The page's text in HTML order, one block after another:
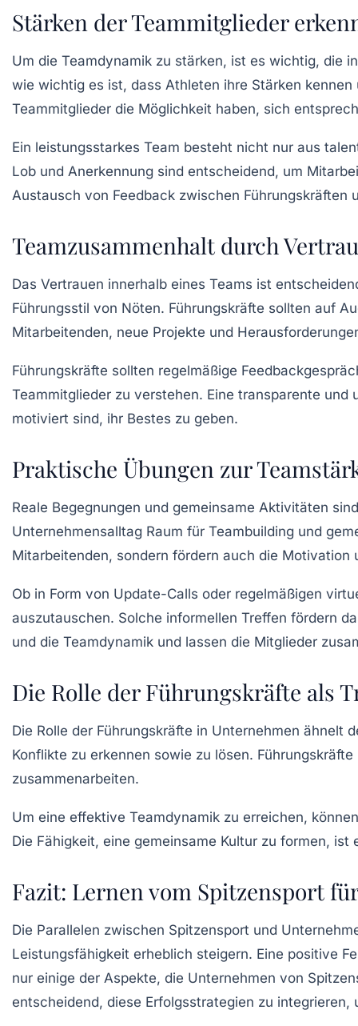
Stärken der Teammitglieder
Um die Teamdynamik zu stärken, ist es wichtig, die
wie wichtig es ist, dass Athleten ihre Stärken
Teammitglieder die Möglichkeit haben, sich
Ein leistungsstarkes Team besteht nicht nur aus
Lob und Anerkennung sind entscheidend, um
Austausch von Feedback zwischen
Teamzusammenhalt durch
Das Vertrauen innerhalb eines Teams ist
Führungsstil von Nöten. Führungskräfte sollten auf
Mitarbeitenden, neue Projekte und
Führungskräfte sollten regelmäßige
Teammitglieder zu verstehen. Eine transparente und
motiviert sind, ihr Bestes zu geben.
Praktische Übungen zur
Reale Begegnungen und gemeinsame Aktivitäten
Unternehmensalltag Raum für Teambuilding und
Mitarbeitenden, sondern fördern auch die Motivation
Ob in Form von Update-Calls oder regelmäßigen
auszutauschen. Solche informellen Treffen fördern
und die Teamdynamik und lassen die Mitglieder
Die Rolle der Führungskräfte als
Die Rolle der Führungskräfte in Unternehmen ähnelt
Konflikte zu erkennen sowie zu lösen.
zusammenarbeiten.
Um eine effektive Teamdynamik zu erreichen,
Die Fähigkeit, eine gemeinsame Kultur zu formen, ist
Fazit: Lernen vom Spitzensport
Die Parallelen zwischen Spitzensport und
Leistungsfähigkeit erheblich steigern. Eine positive
nur einige der Aspekte, die Unternehmen von
entscheidend, diese Erfolgsstrategien zu integrieren,